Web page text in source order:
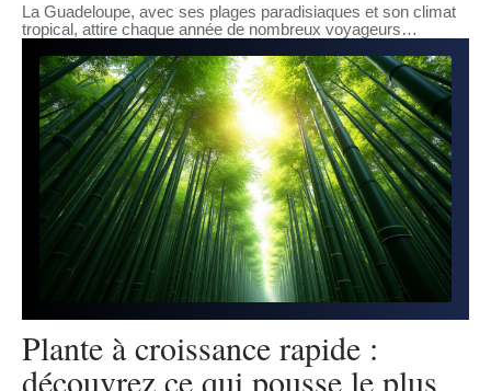
La Guadeloupe, avec ses plages paradisiaques et son climat
tropical, attire chaque année de nombreux voyageurs…
Plante à croissance rapide :
découvrez ce qui pousse le plus